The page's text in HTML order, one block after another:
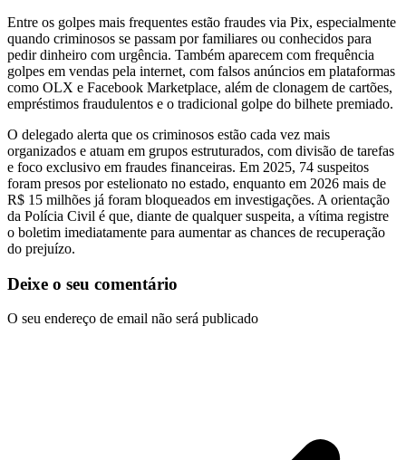
Entre os golpes mais frequentes estão fraudes via Pix, especialmente
quando criminosos se passam por familiares ou conhecidos para
pedir dinheiro com urgência. Também aparecem com frequência
golpes em vendas pela internet, com falsos anúncios em plataformas
como OLX e Facebook Marketplace, além de clonagem de cartões,
empréstimos fraudulentos e o tradicional golpe do bilhete premiado.
O delegado alerta que os criminosos estão cada vez mais
organizados e atuam em grupos estruturados, com divisão de tarefas
e foco exclusivo em fraudes financeiras. Em 2025, 74 suspeitos
foram presos por estelionato no estado, enquanto em 2026 mais de
R$ 15 milhões já foram bloqueados em investigações. A orientação
da Polícia Civil é que, diante de qualquer suspeita, a vítima registre
o boletim imediatamente para aumentar as chances de recuperação
do prejuízo.
Deixe o seu comentário
O seu endereço de email não será publicado